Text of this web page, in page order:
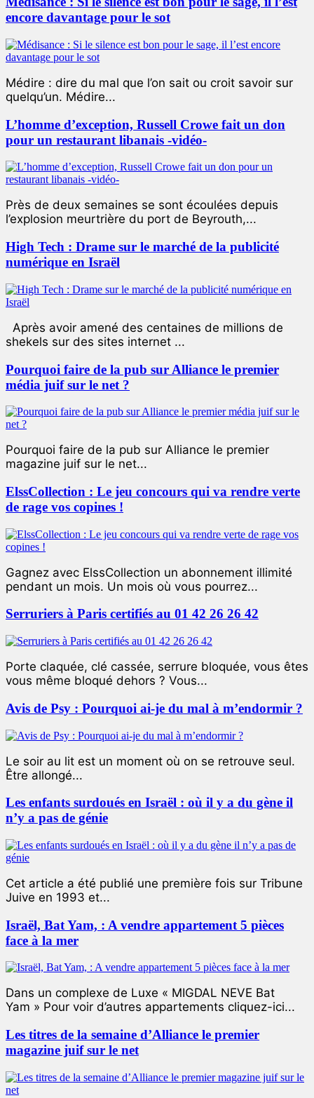
encore davantage pour le sot
Médire : dire du mal que l’on sait ou croit savoir sur
quelqu’un. Médire...
L’homme d’exception, Russell Crowe fait un don
pour un restaurant libanais -vidéo-
Près de deux semaines se sont écoulées depuis
l’explosion meurtrière du port de Beyrouth,...
High Tech : Drame sur le marché de la publicité
numérique en Israël
Après avoir amené des centaines de millions de
shekels sur des sites internet ...
Pourquoi faire de la pub sur Alliance le premier
média juif sur le net ?
Pourquoi faire de la pub sur Alliance le premier
magazine juif sur le net...
ElssCollection : Le jeu concours qui va rendre verte
de rage vos copines !
Gagnez avec ElssCollection un abonnement illimité
pendant un mois. Un mois où vous pourrez...
Serruriers à Paris certifiés au 01 42 26 26 42
Porte claquée, clé cassée, serrure bloquée, vous êtes
vous même bloqué dehors ? Vous...
Avis de Psy : Pourquoi ai-je du mal à m’endormir ?
Le soir au lit est un moment où on se retrouve seul.
Être allongé...
Les enfants surdoués en Israël : où il y a du gène il
n’y a pas de génie
Cet article a été publié une première fois sur Tribune
Juive en 1993 et...
Israël, Bat Yam, : A vendre appartement 5 pièces
face à la mer
Dans un complexe de Luxe « MIGDAL NEVE Bat
Yam » Pour voir d’autres appartements cliquez-ici...
Les titres de la semaine d’Alliance le premier
magazine juif sur le net